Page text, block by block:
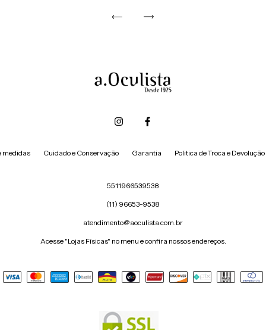
medidas Cuidado e Conservação Garantia Politica de Troca e Devolução
5511966539538
(11) 96653-9538
atendimento@aoculista.com.br
Acesse "Lojas Físicas" no menu e confira nossos endereços.